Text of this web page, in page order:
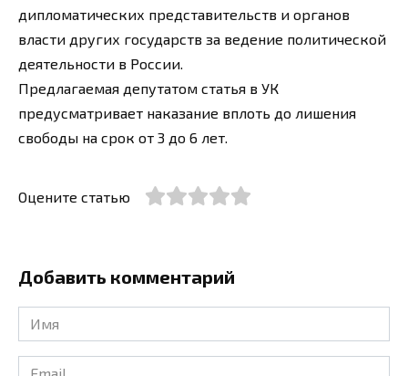
дипломатических представительств и органов
власти других государств за ведение политической
деятельности в России.
Предлагаемая депутатом статья в УК
предусматривает наказание вплоть до лишения
свободы на срок от 3 до 6 лет.
Оцените статью
Добавить комментарий
Имя
*
Email